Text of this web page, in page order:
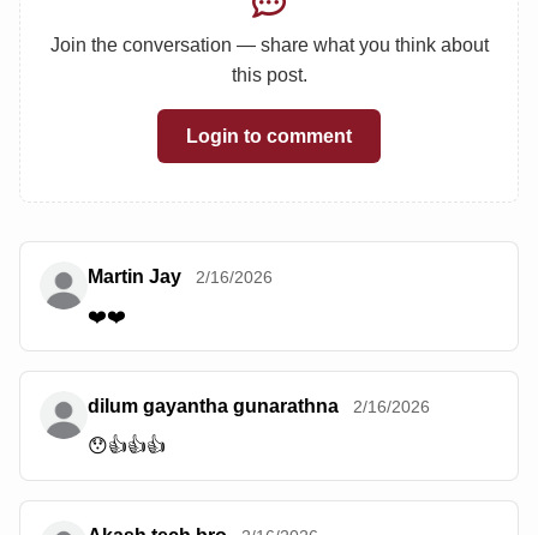
Join the conversation — share what you think about
this post.
Login to comment
Martin Jay 2/16/2026
❤️❤️
dilum gayantha gunarathna 2/16/2026
😯👍👍👍